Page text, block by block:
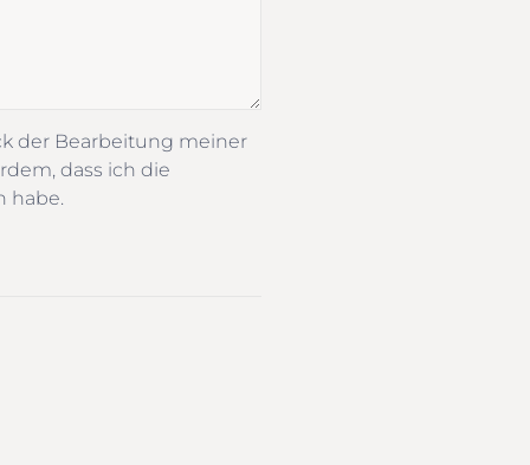
der Bearbeitung meiner
dass ich die
habe.